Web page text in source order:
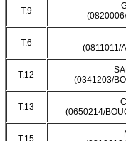
T.9
T.6
(0811011/
T.12
(0341203/
T.13
(0650214/
T.15